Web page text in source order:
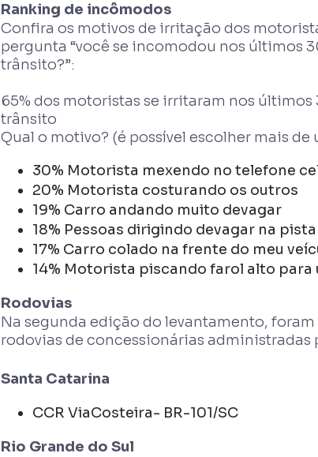
Ranking de incômodos
Confira os motivos de irritação dos
pergunta “você se incomodou nos últimos
trânsito?”:
65% dos motoristas se irritaram nos
trânsito
Qual o motivo? (é possível escolher mais de
30% Motorista mexendo no telefone
20% Motorista costurando os outros
19% Carro andando muito devagar
18% Pessoas dirigindo devagar na
17% Carro colado na frente do meu
14% Motorista piscando farol alto
Rodovias
Na segunda edição do levantamento,
rodovias de concessionárias administradas
Santa Catarina
CCR ViaCosteira- BR-101/SC
Rio Grande do Sul